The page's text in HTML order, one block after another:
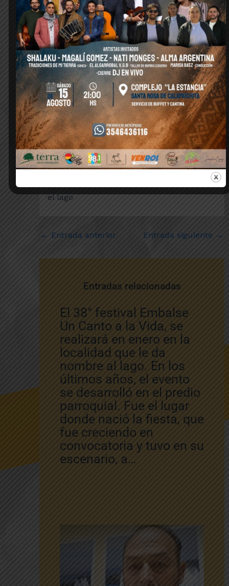
Escuela de Verano, de lunes a viernes de
9:30 a 12:30
Eventos en el Paseo de Colores desde el 6
de enero
Festival Embalse Un Canto a la Vida,
sábado 13 de enero
Remada Nocturna, sábado 20 de enero en
el lago
← Entrada anterior Entrada siguiente →
Entradas relacionadas
El 38° festival Embalse
Un Canto a la Vida, se
realizará en enero en la
localidad que le da
nombre al lago. En los
últimos años, el evento
se desarrolló en el predio
parroquial. Fue el lugar
donde nació la fiesta, que
fue creciendo en
convocatoria y tuvo en su
escenario, a…